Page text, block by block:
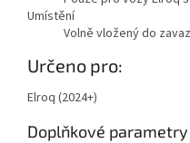
Umístění
Volně vložený do
Určeno pro:
Elroq (2024+)
Doplňkové parametry